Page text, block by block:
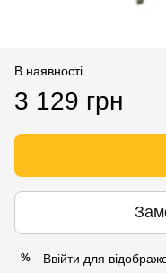
В наявності
3 129 грн
% Ввійти для